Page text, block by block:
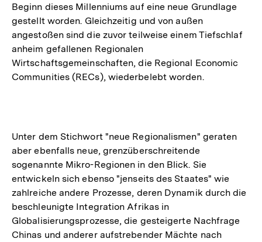
Beginn dieses Millenniums auf eine neue Grundlage
gestellt worden. Gleichzeitig und von außen
angestoßen sind die zuvor teilweise einem Tiefschlaf
anheim gefallenen Regionalen
Wirtschaftsgemeinschaften, die Regional Economic
Communities (RECs), wiederbelebt worden.
Unter dem Stichwort "neue Regionalismen" geraten
aber ebenfalls neue, grenzüberschreitende
sogenannte Mikro-Regionen in den Blick. Sie
entwickeln sich ebenso "jenseits des Staates" wie
zahlreiche andere Prozesse, deren Dynamik durch die
beschleunigte Integration Afrikas in
Globalisierungsprozesse, die gesteigerte Nachfrage
Chinas und anderer aufstrebender Mächte nach